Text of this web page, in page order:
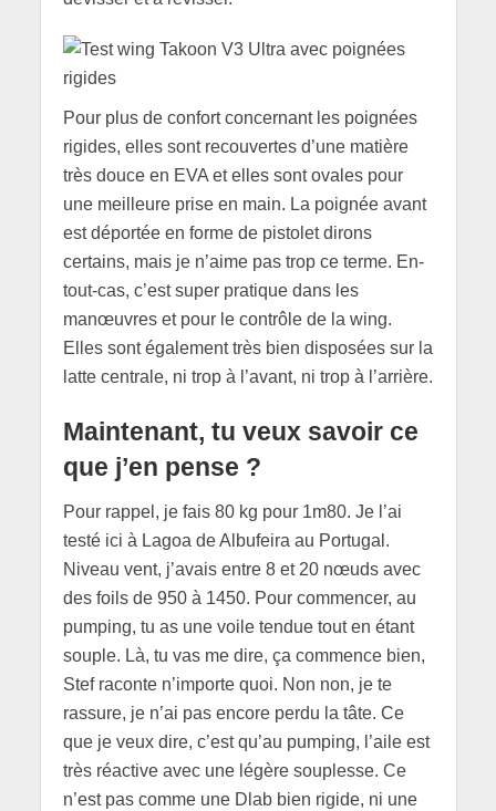
Pour plus de confort concernant les poignées
rigides, elles sont recouvertes d’une matière
très douce en EVA et elles sont ovales pour
une meilleure prise en main. La poignée avant
est déportée en forme de pistolet dirons
certains, mais je n’aime pas trop ce terme. En-
tout-cas, c’est super pratique dans les
manœuvres et pour le contrôle de la wing.
Elles sont également très bien disposées sur la
latte centrale, ni trop à l’avant, ni trop à l’arrière.
Maintenant, tu veux savoir ce
que j’en pense ?
Pour rappel, je fais 80 kg pour 1m80. Je l’ai
testé ici à Lagoa de Albufeira au Portugal.
Niveau vent, j’avais entre 8 et 20 nœuds avec
des foils de 950 à 1450. Pour commencer, au
pumping, tu as une voile tendue tout en étant
souple. Là, tu vas me dire, ça commence bien,
Stef raconte n’importe quoi. Non non, je te
rassure, je n’ai pas encore perdu la tâte. Ce
que je veux dire, c’est qu’au pumping, l’aile est
très réactive avec une légère souplesse. Ce
n’est pas comme une Dlab bien rigide, ni une